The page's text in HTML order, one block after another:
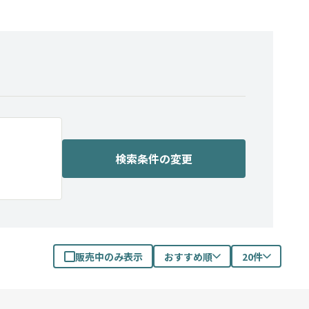
検索条件の変更
販売中のみ表示 おすすめ順 20件